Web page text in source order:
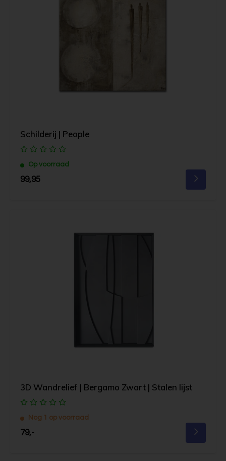
Schilderij | People
Op voorraad
99,95
3D Wandrelief | Bergamo Zwart | Stalen lijst
Nog 1 op voorraad
79,-